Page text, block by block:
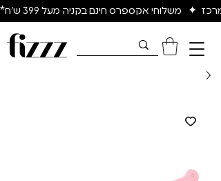
✦   משלוחי אקספרס חינם בקניה מעל 399 ש״ח*